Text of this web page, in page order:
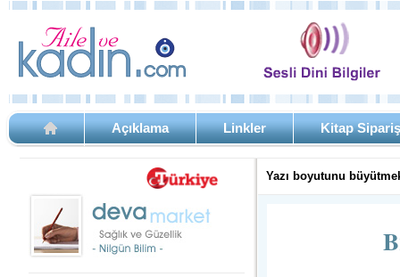
Açıklama Linkler Kitap
Yazı boyutunu